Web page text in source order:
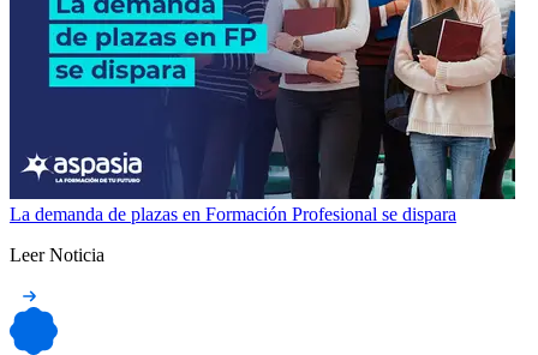
La demanda de plazas en Formación Profesional se dispara
Leer Noticia